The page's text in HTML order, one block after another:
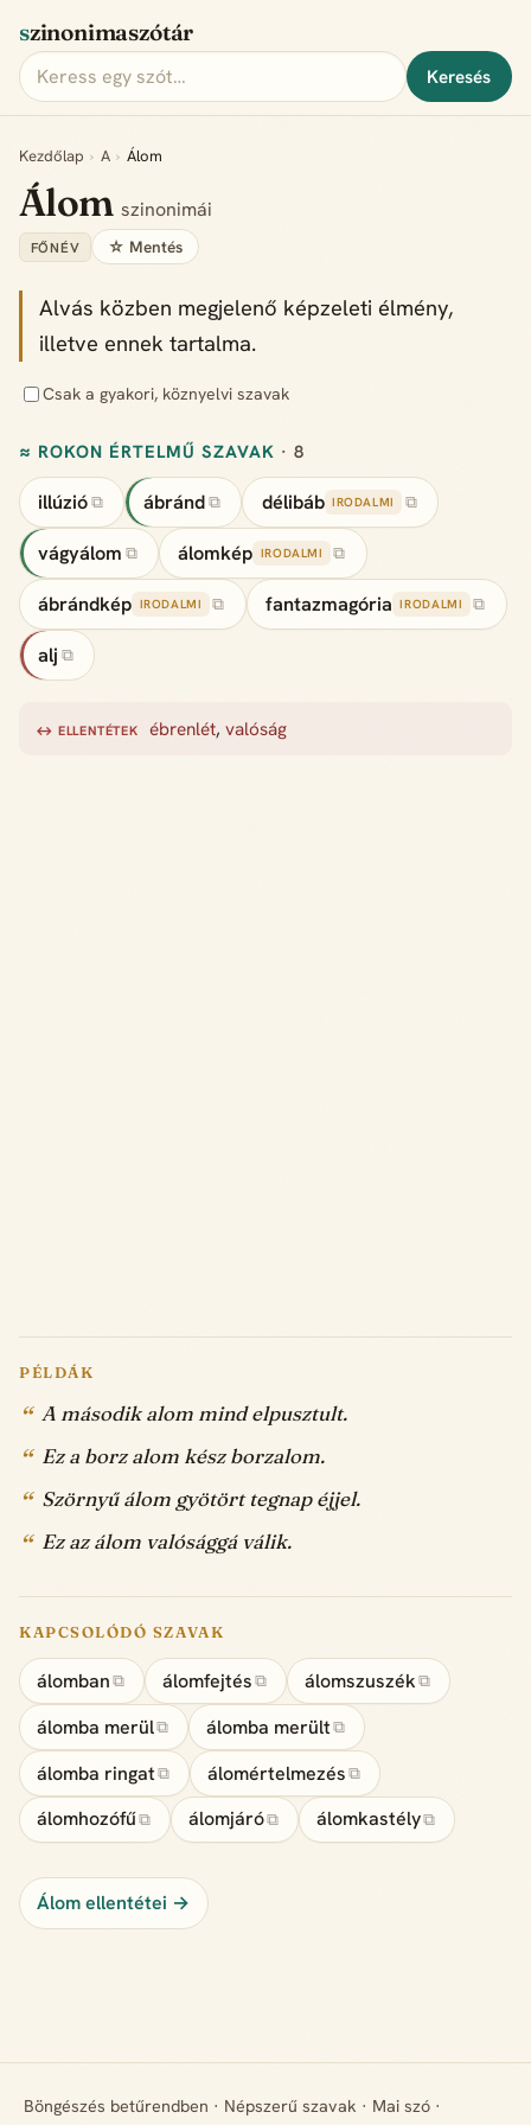
szinonimaszótár
Keresés
Kezdőlap › A › Álom
Álom szinonimái
FŐNÉV ☆ Mentés
Alvás közben megjelenő képzeleti élmény,
illetve ennek tartalma.
Csak a gyakori, köznyelvi szavak
≈ ROKON ÉRTELMŰ SZAVAK · 8
illúzió ⧉ ábránd ⧉ délibáb IRODALMI ⧉
vágyálom ⧉ álomkép IRODALMI ⧉
ábrándkép IRODALMI ⧉ fantazmagória IRODALMI ⧉
alj ⧉
↔ ELLENTÉTEK ébrenlét,valóság
PÉLDÁK
A második alom mind elpusztult.
Ez a borz alom kész borzalom.
Szörnyű álom gyötört tegnap éjjel.
Ez az álom valósággá válik.
KAPCSOLÓDÓ SZAVAK
álomban ⧉ álomfejtés ⧉ álomszuszék ⧉
álomba merül⧉ álomba merült ⧉
álomba ringat ⧉ álomértelmezés ⧉
álomhozófű⧉ álomjáró⧉ álomkastély⧉
Álom ellentétei →
Böngészés betűrendben · Népszerű szavak · Mai szó ·